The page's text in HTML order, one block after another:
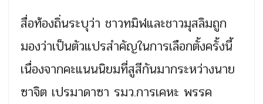
สื่อท้องถิ่นระบุว่า ชาวทมิฬและชาวมุสลิมถูก
มองว่าเป็นตัวแปรสำคัญในการเลือกตั้งครั้งนี้
เนื่องจากคะแนนนิยมที่สูสีกันมากระหว่างนาย
ซาจิต เปรมาดาซา รมว.การเคหะ พรรค